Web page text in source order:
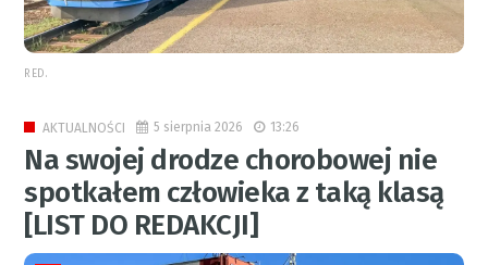
RED.
AKTUALNOŚCI 5 sierpnia 2026 13:26
Na swojej drodze chorobowej nie
spotkałem człowieka z taką klasą
[LIST DO REDAKCJI]